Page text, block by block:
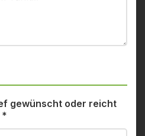
gewünscht oder reicht
*